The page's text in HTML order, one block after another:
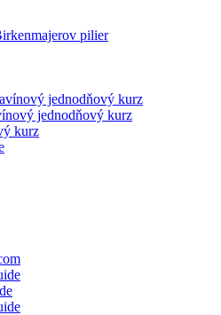
pilier
jednodňový kurz
jednodňový kurz
kurz